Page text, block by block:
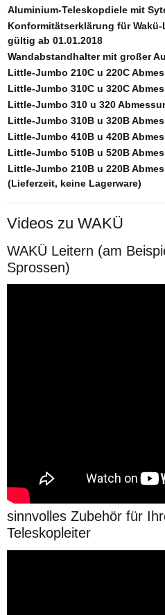
Aluminium-Teleskopdiele mit
Konformitätserklärung für Wakü-
gültig ab 01.01.2018
Wandabstandhalter mit großer
Little-Jumbo 210C u 220C
Little-Jumbo 310C u 320C
Little-Jumbo 310 u 320
Little-Jumbo 310B u 320B
Little-Jumbo 410B u 420B
Little-Jumbo 510B u 520B
Little-Jumbo 210B u 220B
(Lieferzeit, keine Lagerware)
Videos zu WAKÜ
WAKÜ Leitern (am
Sprossen)
sinnvolles Zubehör für
Teleskopleiter